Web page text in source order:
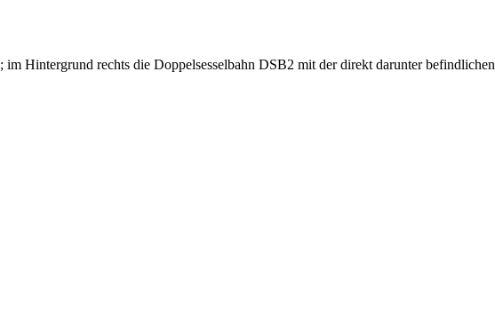
; im Hintergrund rechts die Doppelsesselbahn DSB2 mit der direkt darunter befindlichen